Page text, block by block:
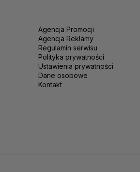
Agencja Promocji
Agencja Reklamy
Regulamin serwisu
Polityka prywatności
Ustawienia prywatności
Dane osobowe
Kontakt